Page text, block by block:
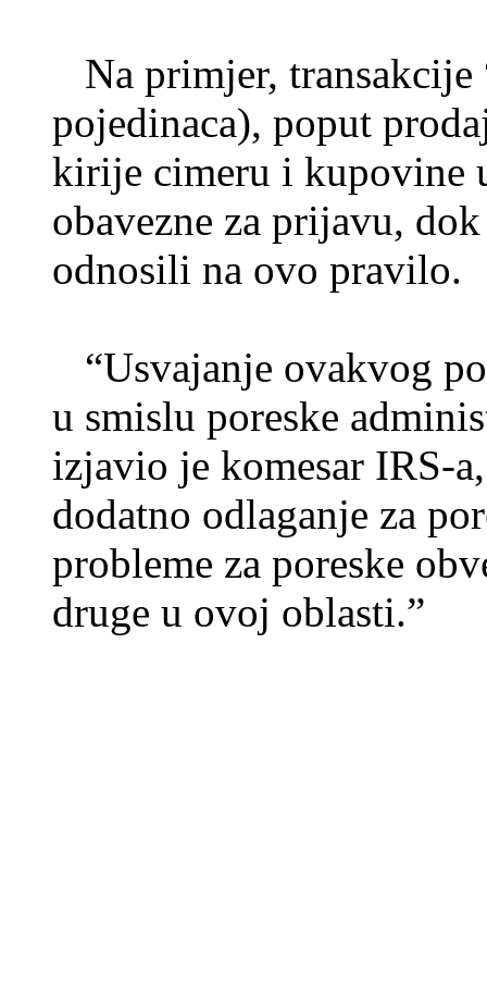
Na primjer, transakcije
pojedinaca), poput
kirije cimeru i kupovine
obavezne za prijavu,
odnosili na ovo pravilo.
“Usvajanje ovakvog
u smislu poreske
izjavio je komesar IRS-
dodatno odlaganje za
probleme za poreske
druge u ovoj oblasti.”